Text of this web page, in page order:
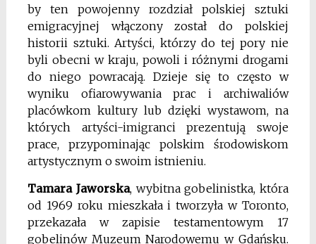
by ten powojenny rozdział polskiej sztuki
emigracyjnej włączony został do polskiej
historii sztuki. Artyści, którzy do tej pory nie
byli obecni w kraju, powoli i różnymi drogami
do niego powracają. Dzieje się to często w
wyniku ofiarowywania prac i archiwaliów
placówkom kultury lub dzięki wystawom, na
których artyści-imigranci prezentują swoje
prace, przypominając polskim środowiskom
artystycznym o swoim istnieniu.
Tamara Jaworska, wybitna gobelinistka, która
od 1969 roku mieszkała i tworzyła w Toronto,
przekazała w zapisie testamentowym 17
gobelinów Muzeum Narodowemu w Gdańsku.